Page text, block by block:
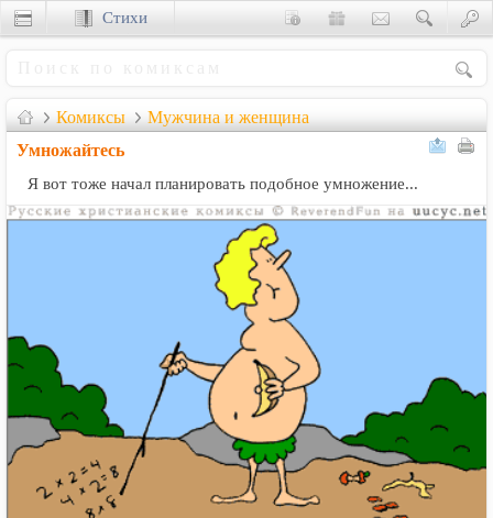
Комиксы Мужчина и женщина
Умножайтесь
Я вот тоже начал планировать подобное умножение...
Стихи